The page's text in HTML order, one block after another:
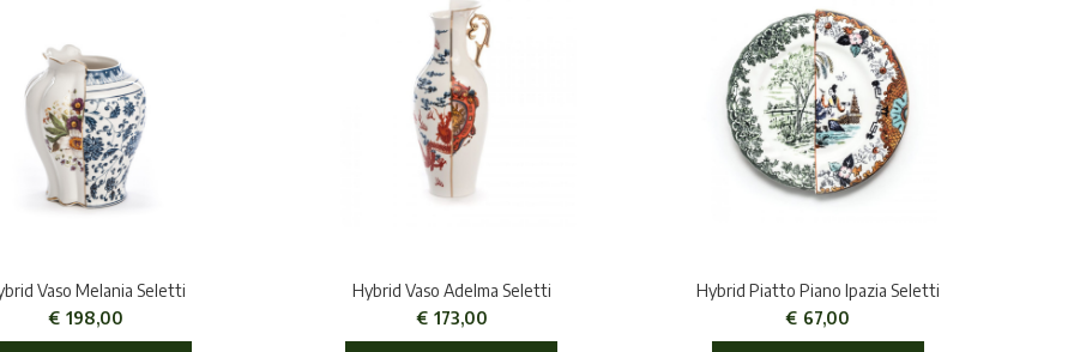
Vaso Melania Seletti
€ 198,00
Hybrid Vaso Adelma Seletti
€ 173,00
Hybrid Piatto Piano Ipazia Seletti
€ 67,00